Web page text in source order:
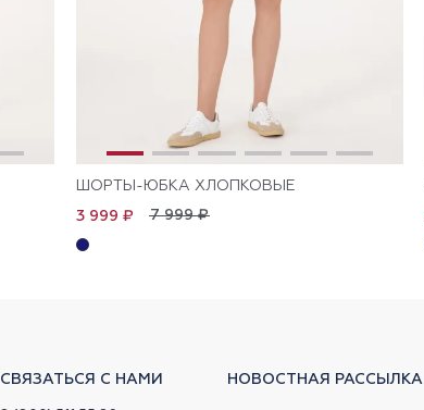
ШОРТЫ-ЮБКА ХЛОПКОВЫЕ
7 999 ₽
3 999 ₽
СВЯЗАТЬСЯ С НАМИ НОВОСТНАЯ РАССЫЛКА